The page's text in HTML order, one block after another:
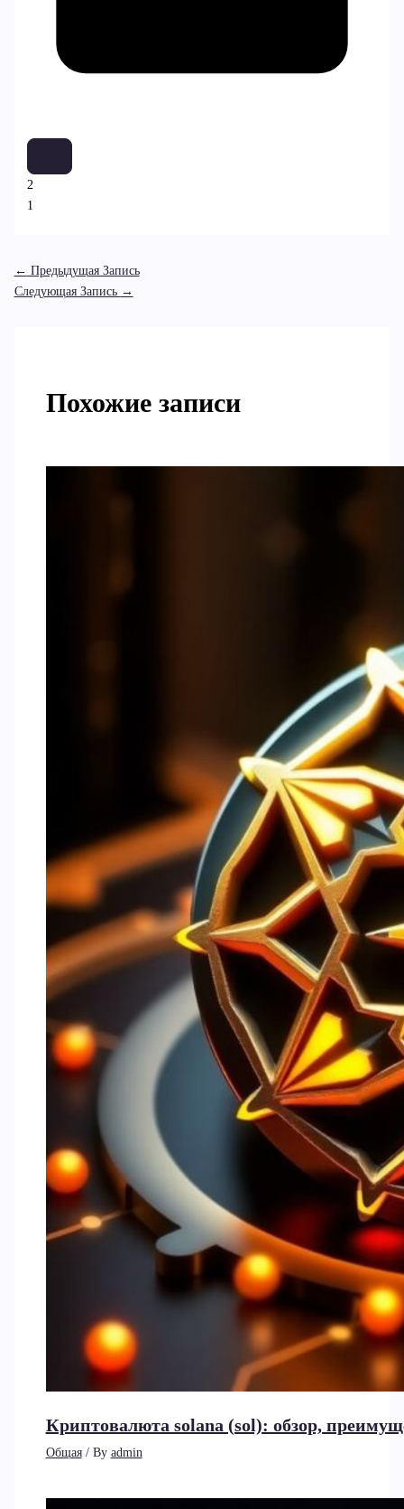
2
1
← Предыдущая Запись
Следующая Запись →
Похожие записи
Криптовалюта solana (sol): обзор,
Общая/ By admin